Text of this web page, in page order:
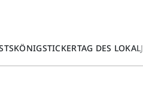
KÖNIGSTICKERTAG DES